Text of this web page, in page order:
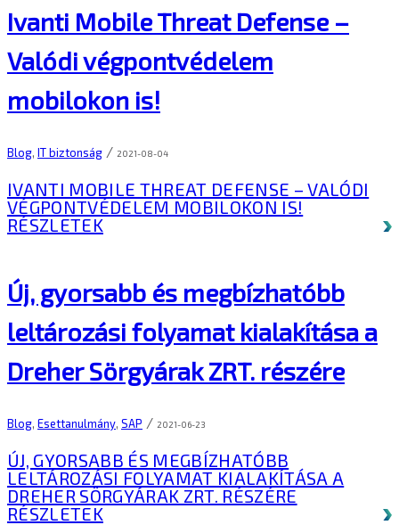
Ivanti Mobile Threat Defense –
Valódi végpontvédelem
mobilokon is!
Blog, IT biztonság / 2021-08-04
IVANTI MOBILE THREAT DEFENSE – VALÓDI
VÉGPONTVÉDELEM MOBILOKON IS!
RÉSZLETEK
Új, gyorsabb és megbízhatóbb
leltározási folyamat kialakítása a
Dreher Sörgyárak ZRT. részére
Blog, Esettanulmány, SAP / 2021-06-23
ÚJ, GYORSABB ÉS MEGBÍZHATÓBB
LELTÁROZÁSI FOLYAMAT KIALAKÍTÁSA A
DREHER SÖRGYÁRAK ZRT. RÉSZÉRE
RÉSZLETEK